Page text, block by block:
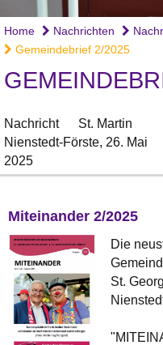
Home Nachrichten
Gemeindebrief 2/2025
Nachricht
St. Martin
Nienstedt-Förste, 26. Mai
2025
Miteinander 2/2025
Die
St.